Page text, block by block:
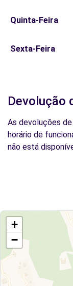
Quinta-Feira
Sexta-Feira
Devolução
As devoluções
horário de
não está
+
−